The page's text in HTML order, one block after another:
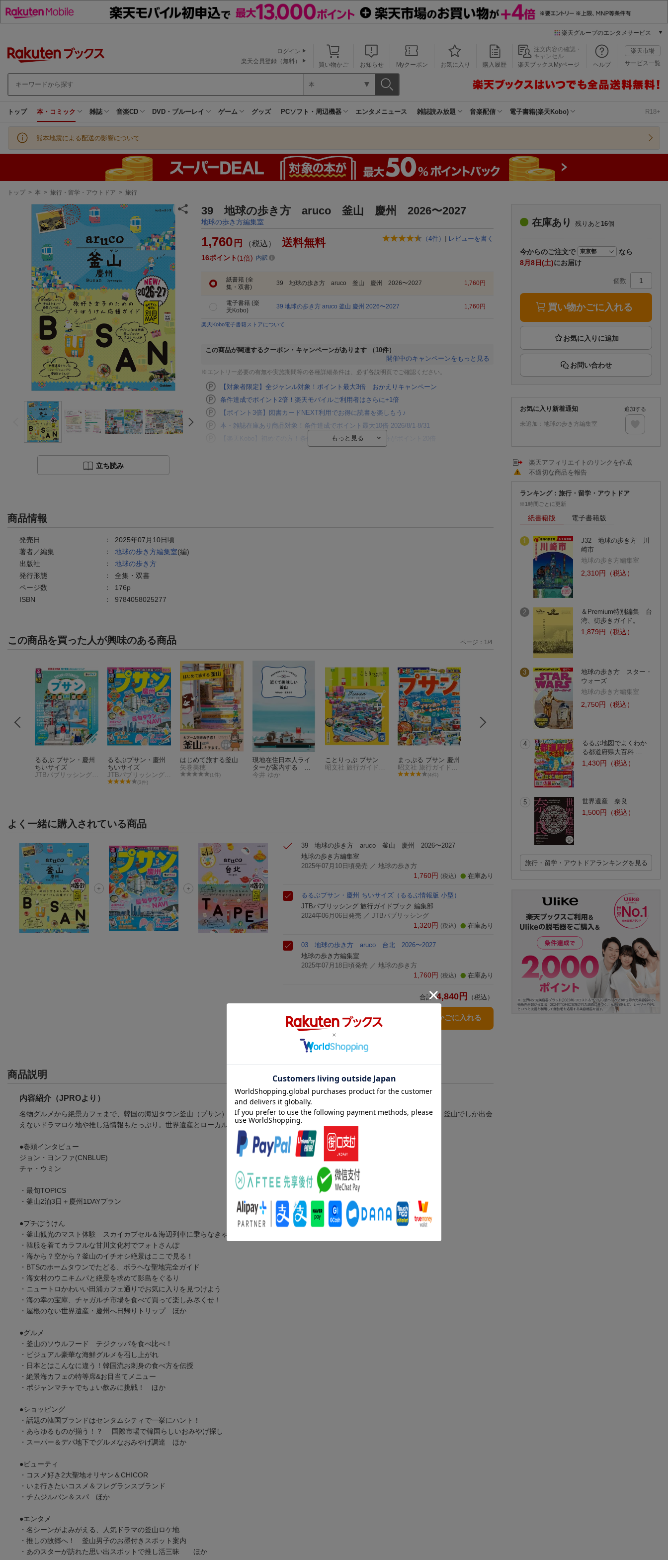
楽天グループのエンタメサービス
本/ゲーム/CD/DVD
楽天ブックス
楽天Kobo
楽天チケット
エンタメニュース
推し楽
買い物かご お知らせ Myクーポン お気に入り 購入履歴
注文内容の確認・
キャンセル
楽天ブックスMyページ
ヘルプ
楽天市場
サービス一覧
ログイン
楽天会員登録（無料）
本
トップ 本・コミック 雑誌 音楽CD DVD・ブルーレイ ゲーム グッズ PCソフト・周辺機器 エンタメニュース 雑誌読み放題 音楽配信 電子書籍(楽天Kobo) R18+
熊本地震による配送の影響について
現
トップ > 本 > 旅行・留学・アウトドア > 旅行
立ち読み
39 地球の歩き方 aruco 釜山 慶州 2026〜2027
地球の歩き方編集室
（4件） | レビューを書く
1,760 円 （税込） 送料無料
16ポイント 1倍 内訳
紙書籍 (全
集・双書)
39 地球の歩き方 aruco 釜山 慶州 2026〜2027 1,760円
電子書籍 (楽
天Kobo)
39 地球の歩き方 aruco 釜山 慶州 2026〜2027 1,760円
楽天Kobo電子書籍ストアについて
この商品が関連するクーポン・キャンペーンがあります
（10件）
開催中のキャンペーンをもっと見る
※エントリー必要の有無や実施期間等の各種詳細条件は、必ず各説明頁でご確認ください。
【対象者限定】全ジャンル対象！ポイント最大3倍 おかえりキャンペーン
条件達成でポイント2倍！楽天モバイルご利用者はさらに+1倍
【ポイント3倍】図書カードNEXT利用でお得に読書を楽しもう♪
本・雑誌在庫あり商品対象！条件達成でポイント最大10倍 2026/8/1-8/31
【楽天Kobo】初めての方！条件達成で楽天ブックス購入分がポイント20倍
商品情報
発売日 ： 2025年07月10日頃
著者／編集
： 地球の歩き方編集室(編)
出版社
： 地球の歩き方
発行形態
： 全集・双書
ページ数
： 176p
ISBN
： 9784058025277
この商品を買った人が興味のある商品
るるぶ プサン・慶州
ちいサイズ
るるぶプサン・慶州
ちいサイズ
(3件)
はじめて旅する釜山
矢巻美穂
(1件)
現地在住日本人ライ
ターが案内する 近
くて美味しい釜山
今井 ゆか
ことりっぷ プサン
まっぷる プサン 慶州
(4件)
【楽天ブックス限定
先着特典】One Last
Day 〜Japan Special
Edition〜(クリアポー
チ)
(4件)
One Last Day 〜
n Special Edition
ページ： 1 /4
よく一緒に購入されている商品
39 地球の歩き方 aruco 釜山 慶州 2026〜2027
地球の歩き方編集室
2025年07月10日頃発売 ／ 地球の歩き方
1,760円 (税込) 在庫あり
るるぶプサン・慶州 ちいサイズ（るるぶ情報版 小型）
JTBパブリッシング 旅行ガイドブック 編集部
2024年06月06日発売 ／ JTBパブリッシング
1,320円 (税込) 在庫あり
03 地球の歩き方 aruco 台北 2026〜2027
地球の歩き方編集室
2025年07月18日頃発売 ／ 地球の歩き方
1,760円 (税込) 在庫あり
合計 4,840 円 （税込）
3点とも買い物かごに入れる
商品説明
内容紹介（JPROより）
名物グルメから絶景カフェまで、韓国の海辺タウン釜山（プサン）の魅力を完全ガイド。港町ならではの市場や海鮮フードはもちろん、釜山でしか出会
えないドラマロケ地や推し活情報もたっぷり。世界遺産とローカル街歩きが楽しい慶州も見どころ満載！
●巻頭インタビュー
ジョン・ヨンファ(CNBLUE)
チャ・ウミン
・最旬TOPICS
・釜山2泊3日＋慶州1DAYプラン
●プチぼうけん
・釜山観光のマスト体験 スカイカプセル＆海辺列車に乗らなきゃはじまらない！
・韓服を着てカラフルな甘川文化村でフォトさんぽ
・海から？空から？釜山のイチオシ絶景はここで見る！
・BTSのホームタウンでたどる、ボラヘな聖地完全ガイド
・海女村のウニキムパと絶景を求めて影島をぐるり
・ニュートロかわいい田浦カフェ通りでお気に入りを見つけよう
・海の幸の宝庫、チャガルチ市場を食べて買って楽しみ尽くせ！
・屋根のない世界遺産・慶州へ日帰りトリップ ほか
●グルメ
・釜山のソウルフード テジクッパを食べ比べ！
・ビジュアル豪華な海鮮グルメを召し上がれ
・日本とはこんなに違う！韓国流お刺身の食べ方を伝授
・絶景海カフェの特等席&お目当てメニュー
・ポジャンマチャでちょい飲みに挑戦！ ほか
●ショッピング
・話題の韓国ブランドはセンタムシティで一挙にハント！
・あらゆるものが揃う！？ 国際市場で韓国らしいおみやげ探し
・スーパー＆デパ地下でグルメなおみやげ調達 ほか
●ビューティ
・コスメ好き2大聖地オリヤン＆CHICOR
・いま行きたいコスメ＆フレグランスブランド
・チムジルバン＆スパ ほか
●エンタメ
・名シーンがよみがえる、人気ドラマの釜山ロケ地
・推しの故郷へ！ 釜山男子のお墨付きスポット案内
・あのスターが訪れた思い出スポットで推し活三昧 ほか
在庫あり 残りあと 16個
今からのご注文で
なら
8月8日(土)にお届け
個数
買い物かごに入れる
お問い合わせ
お気に入り新着通知
未追加： 地球の歩き方編集室
追加する
楽天アフィリエイトのリンクを作成
不適切な商品を報告
ランキング：旅行・留学・アウトドア
※1時間ごとに更新
紙書籍版 電子書籍版
1
J32 地球の歩き方 川
崎市
地球の歩き方編集室
2,310円（税込）
2
＆Premium特別編集 台
湾、街歩きガイド。
1,879円（税込）
3
地球の歩き方 スター・
ウォーズ
地球の歩き方編集室
2,750円（税込）
4
るるぶ地図でよくわか
る都道府県大百科 …
1,430円（税込）
5 世界遺産 奈良
1,500円（税込）
旅行・留学・アウトドアランキングを見る